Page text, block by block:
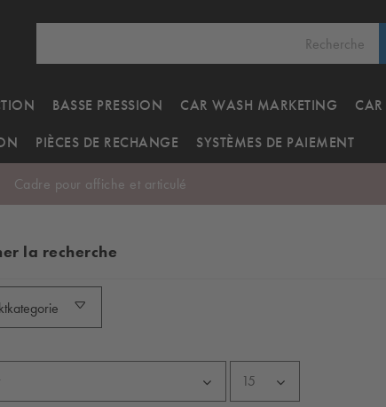
BASSE PRESSION CAR WASH MARKETING
PIÈCES DE RECHANGE SYSTÈMES DE PAIEMENT
Cadre pour affiche et articulé
la recherche